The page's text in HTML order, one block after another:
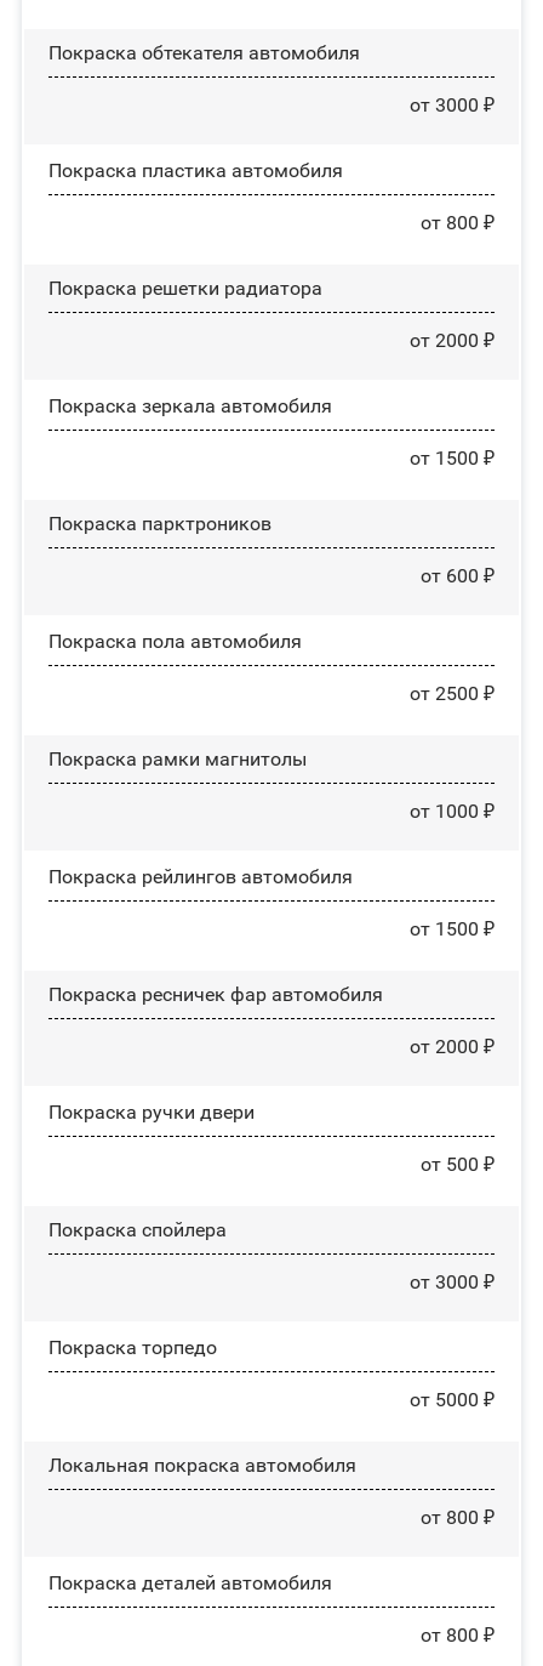
Покраска обтекателя автомобиля
от 3000 ₽
Покраска пластика автомобиля
от 800 ₽
Покраска решетки радиатора
от 2000 ₽
Покраска зеркала автомобиля
от 1500 ₽
Покраска парктроников
от 600 ₽
Покраска пола автомобиля
от 2500 ₽
Покраска рамки магнитолы
от 1000 ₽
Покраска рейлингов автомобиля
от 1500 ₽
Покраска ресничек фар автомобиля
от 2000 ₽
Покраска ручки двери
от 500 ₽
Покраска спойлера
от 3000 ₽
Покраска торпедо
от 5000 ₽
Локальная покраска автомобиля
от 800 ₽
Покраска деталей автомобиля
от 800 ₽